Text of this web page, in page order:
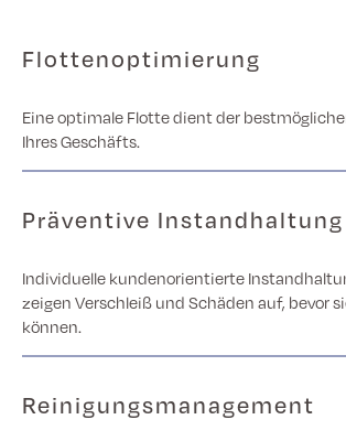
Flottenoptimierung
Eine optimale Flotte dient der
Ihres Geschäfts.
Präventive Instandhaltung
Individuelle kundenorientierte
zeigen Verschleiß und Schäden auf, bevor
können.
Reinigungsmanagement